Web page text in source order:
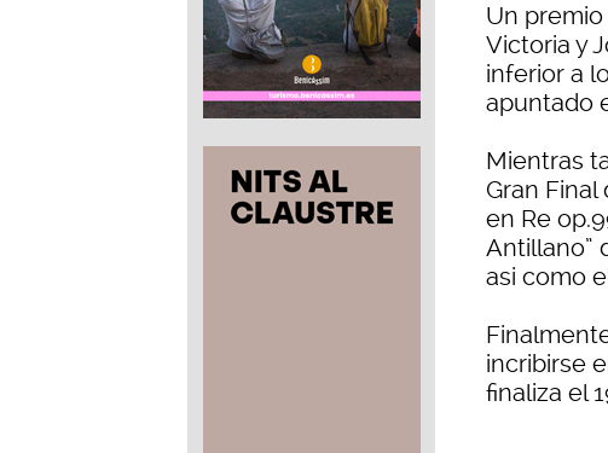
Un
Victoria y
inferior a
apuntado
Mientras
Gran
en Re
Antillano”
asi como
incribirse
finaliza el